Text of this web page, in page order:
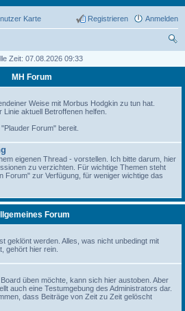
Karte Anmelden
Registrieren
Zeit: 07.08.2026 09:33
MH Forum
Weise mit Morbus Hodgkin zu tun hat.
aktuell Betroffenen helfen.
Forum" bereit.
eigenen Thread - vorstellen. Ich bitte darum, hier
zu verzichten. Für wichtige Themen steht
Forum" zur Verfügung, für weniger wichtige das
Forum
geklönt werden. Alles, was nicht unbedingt mit
gehört hier rein.
üben möchte, kann sich hier austoben. Aber
auch eine Testumgebung des Administrators dar.
dass Beiträge von Zeit zu Zeit gelöscht